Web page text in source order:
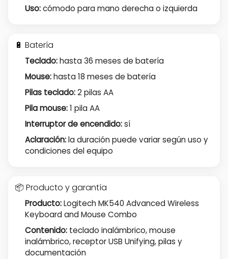
Uso:cómodo para mano derecha o izquierda
🔋 Batería
Teclado:hasta 36 meses de batería
Mouse:hasta 18 meses de batería
Pilas teclado:2 pilas AA
Pila mouse:1 pila AA
Interruptor de encendido:sí
Aclaración:la duración puede variar según uso y
condiciones del equipo
📦 Producto y garantía
Producto:Logitech MK540 Advanced Wireless
Keyboard and Mouse Combo
Contenido:teclado inalámbrico, mouse
inalámbrico, receptor USB Unifying, pilas y
documentación